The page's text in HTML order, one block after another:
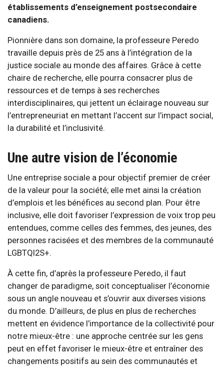
établissements d’enseignement postsecondaire
canadiens.
Pionnière dans son domaine, la professeure Peredo
travaille depuis près de 25 ans à l’intégration de la
justice sociale au monde des affaires. Grâce à cette
chaire de recherche, elle pourra consacrer plus de
ressources et de temps à ses recherches
interdisciplinaires, qui jettent un éclairage nouveau sur
l’entrepreneuriat en mettant l’accent sur l’impact social,
la durabilité et l’inclusivité.
Une autre vision de l’économie
Une entreprise sociale a pour objectif premier de créer
de la valeur pour la société; elle met ainsi la création
d’emplois et les bénéfices au second plan. Pour être
inclusive, elle doit favoriser l’expression de voix trop peu
entendues, comme celles des femmes, des jeunes, des
personnes racisées et des membres de la communauté
LGBTQI2S+.
À cette fin, d’après la professeure Peredo, il faut
changer de paradigme, soit conceptualiser l’économie
sous un angle nouveau et s’ouvrir aux diverses visions
du monde. D’ailleurs, de plus en plus de recherches
mettent en évidence l’importance de la collectivité pour
notre mieux-être : une approche centrée sur les gens
peut en effet favoriser le mieux-être et entraîner des
changements positifs au sein des communautés et